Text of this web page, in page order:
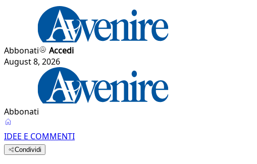
Abbonati
Accedi
August 8, 2026
Abbonati
IDEE E COMMENTI
Condividi